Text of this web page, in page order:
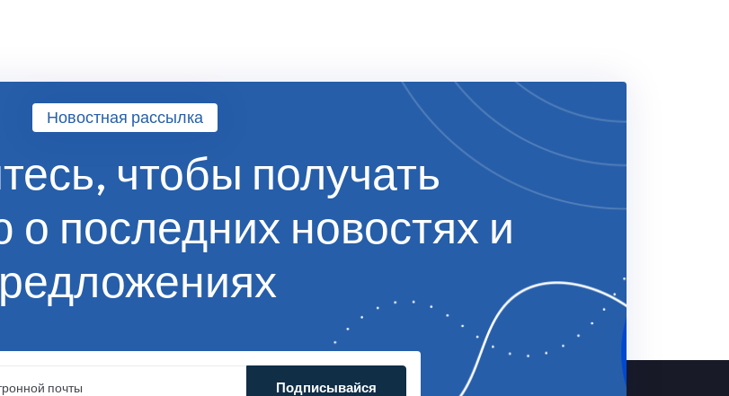
Новостная рассылка
чтобы получать
о последних новостях и
Подписывайся